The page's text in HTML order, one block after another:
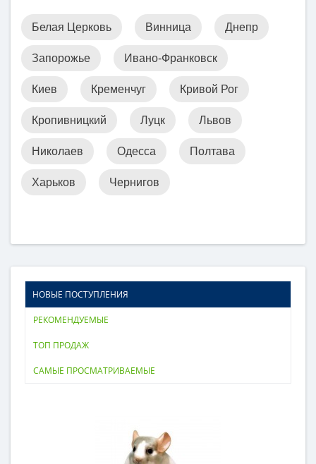
Белая Церковь Винница Днепр
Запорожье Ивано-Франковск
Киев Кременчуг Кривой Рог
Кропивницкий Луцк Львов
Николаев Одесса Полтава
Харьков Чернигов
НОВЫЕ ПОСТУПЛЕНИЯ
РЕКОМЕНДУЕМЫЕ
ТОП ПРОДАЖ
САМЫЕ ПРОСМАТРИВАЕМЫЕ